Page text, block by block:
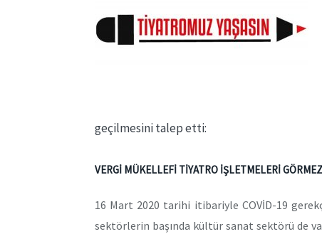
geçilmesini talep etti:
VERGİ MÜKELLEFİ TİYATRO İŞLETMELERİ
16 Mart 2020 tarihi itibariyle COVİD-19
sektörlerin başında kültür sanat sektörü de